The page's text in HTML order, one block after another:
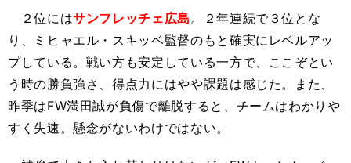
２位にはサンフレッチェ広島。２年連続で３位とな
り、ミヒャエル・スキッベ監督のもと確実にレベルアッ
プしている。戦い方も安定している一方で、ここぞとい
う時の勝負強さ、得点力にはやや課題は感じた。また、
昨季はFW満田誠が負傷で離脱すると、チームはわかりや
すく失速。懸念がないわけではない。